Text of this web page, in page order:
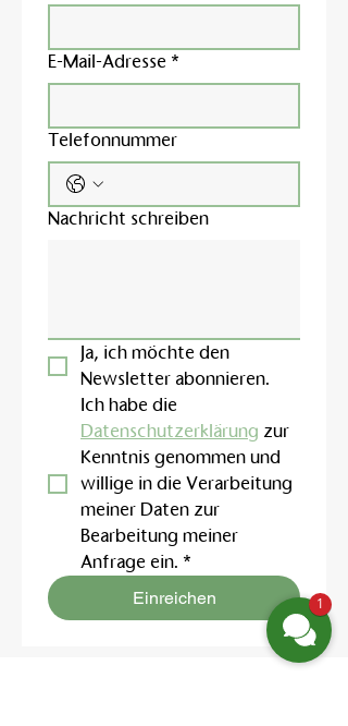
E-Mail-Adresse *
Telefonnummer
Nachricht schreiben
Ja, ich möchte den
Newsletter abonnieren.
Datenschutzerklärung zur
Kenntnis genommen und
willige in die Verarbeitung
meiner Daten zur
Bearbeitung meiner
Anfrage ein. *
Einreichen 1